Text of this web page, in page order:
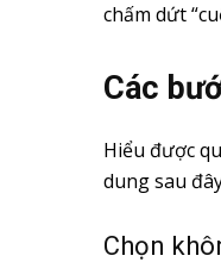
chấm dứt
Các
Hiểu được
dung sau
Chọn